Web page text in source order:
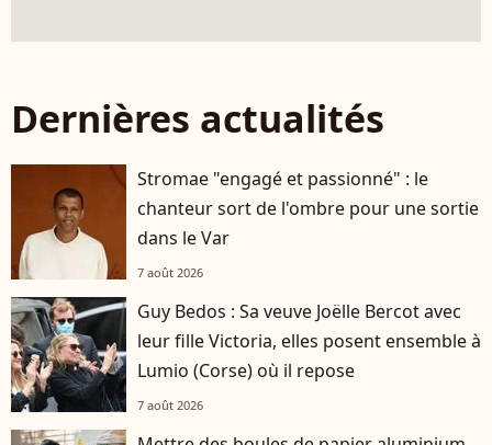
Dernières actualités
Stromae "engagé et passionné" : le
chanteur sort de l'ombre pour une sortie
dans le Var
7 août 2026
Guy Bedos : Sa veuve Joëlle Bercot avec
leur fille Victoria, elles posent ensemble à
Lumio (Corse) où il repose
7 août 2026